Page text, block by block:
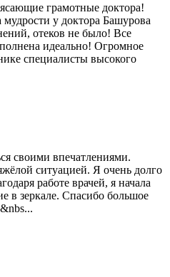
грамотные доктора!
мудрости у доктора Башурова
отеков не было! Все
идеально! Огромное
специалисты высокого
своими впечатлениями.
ситуацией. Я очень долго
работе врачей, я начала
в зеркале. Спасибо большое